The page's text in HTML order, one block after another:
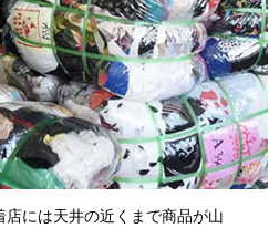
には天井の近くまで商品が山